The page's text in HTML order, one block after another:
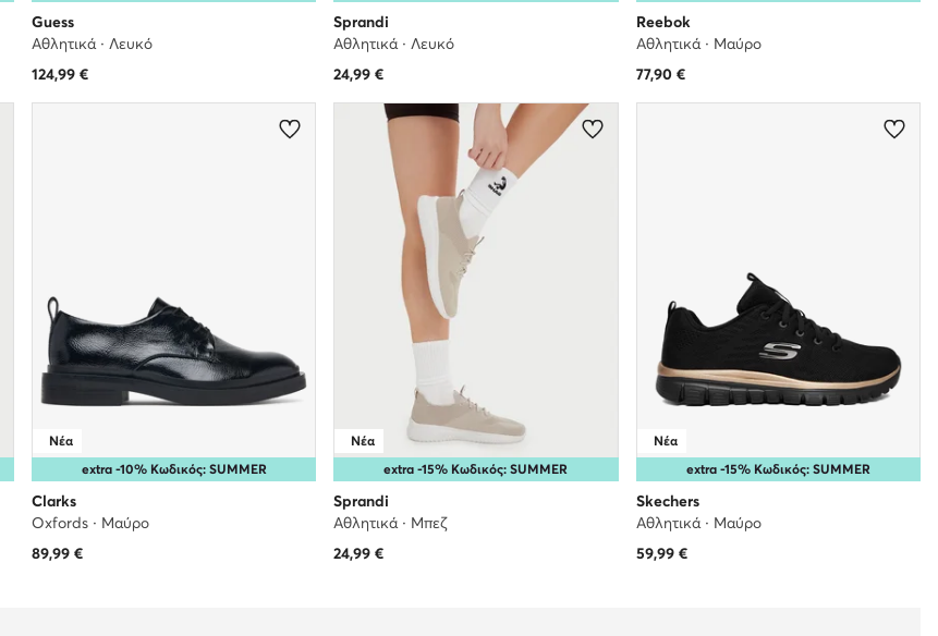
Guess
Αθλητικά · Λευκό
124,99€
Sprandi
Αθλητικά · Λευκό
24,99 €
Reebok
Αθλητικά · Μαύρο
77,90€
extra -10% Κωδικός: SUMMER
Νέα
Clarks
Oxfords · Μαύρο
89,99€
extra -15% Κωδικός: SUMMER
Νέα
Sprandi
Αθλητικά · Μπεζ
24,99 €
extra -15% Κωδικός: SUMMER
Νέα
Skechers
Αθλητικά · Μαύρο
59,99€